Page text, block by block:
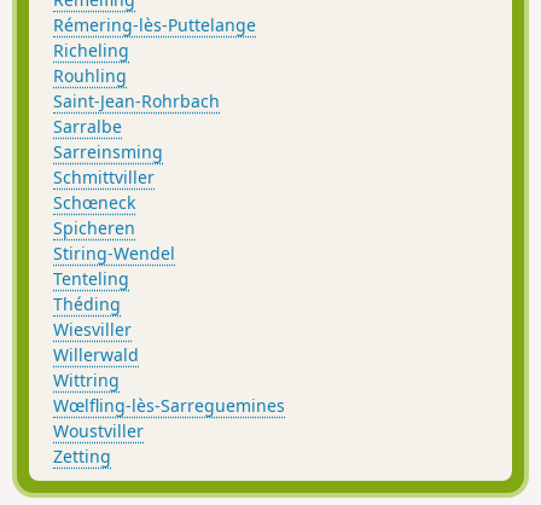
Rémering-lès-Puttelange
Richeling
Rouhling
Saint-Jean-Rohrbach
Sarralbe
Sarreinsming
Schmittviller
Schœneck
Spicheren
Stiring-Wendel
Tenteling
Théding
Wiesviller
Willerwald
Wittring
Wœlfling-lès-Sarreguemines
Woustviller
Zetting